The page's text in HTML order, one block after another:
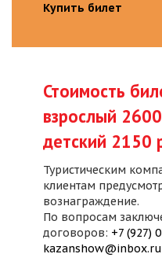
Купить билет
Стоимость
взрослый
детский 2150
Туристическим
клиентам
вознаграждение.
По вопросам
договоров: +7 (927)
kazanshow@inbox.ru